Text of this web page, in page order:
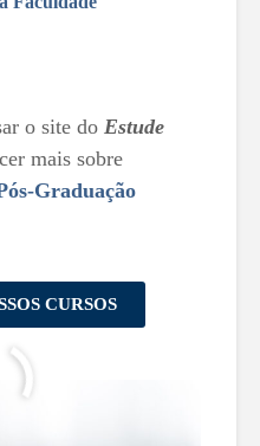
o site do Estude
mais sobre
Graduação
CURSOS
Infantil